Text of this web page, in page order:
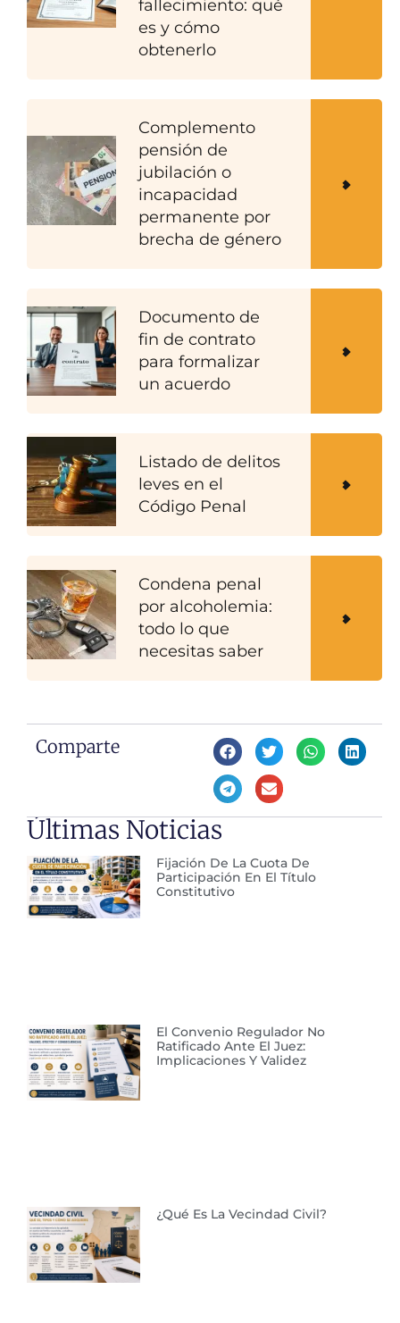
fallecimiento: qué
es y cómo
obtenerlo
Complemento
pensión de
jubilación o
incapacidad
permanente por
brecha de género
Documento de
fin de contrato
para formalizar
un acuerdo
Listado de delitos
leves en el
Código Penal
Condena penal
por alcoholemia:
todo lo que
necesitas saber
Comparte
Últimas Noticias
Fijación De La Cuota De
Participación En El Título
Constitutivo
El Convenio Regulador No
Ratificado Ante El Juez:
Implicaciones Y Validez
¿Qué Es La Vecindad Civil?